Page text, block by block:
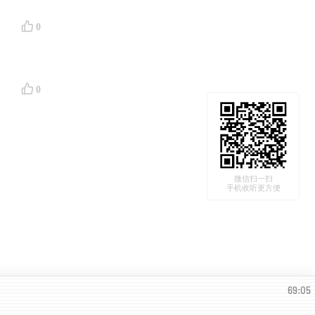
0
0
微信扫一扫
手机收听更方便
69:05